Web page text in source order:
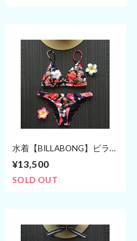
水着【BILLABONG】ビラボ
¥13,500
SOLD OUT